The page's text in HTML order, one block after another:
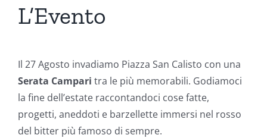
L’Evento
Il 27 Agosto invadiamo Piazza San Calisto con una
Serata Campari tra le più memorabili. Godiamoci
la fine dell’estate raccontandoci cose fatte,
progetti, aneddoti e barzellette immersi nel rosso
del bitter più famoso di sempre.